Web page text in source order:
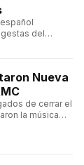
del
Nueva
de cerrar el
la música